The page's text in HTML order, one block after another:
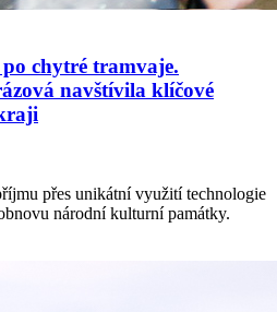
chytré tramvaje.
navštívila klíčové
přes unikátní využití technologie
národní kulturní památky.